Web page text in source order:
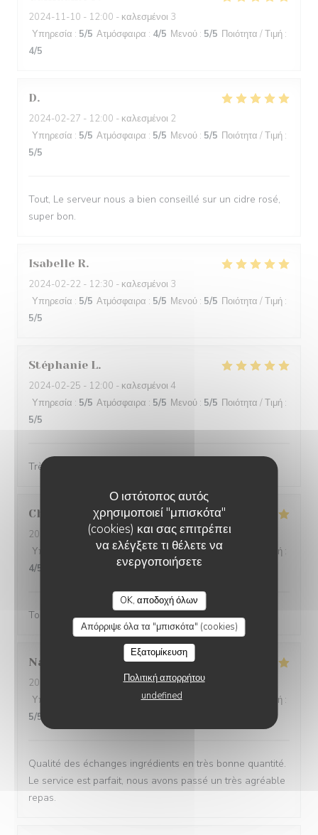
Ο ιστότοπος αυτός
χρησιμοποιεί "μπισκότα"
(cookies) και σας επιτρέπει
να ελέγξετε τι θέλετε να
ενεργοποιήσετε
OK, αποδοχή όλων
Απόρριψε όλα τα "μπισκότα" (cookies)
Εξατομίκευση
Πολιτική απορρήτου
undefined
2024-11-10 - 12:00 - καλεσμένοι 3
Υπηρεσία : 5/5 Ατμόσφαιρα : 4/5 Μενού : 5/5 Ποιότητα / Τιμή :
4/5
D
2024-02-27 - 12:00 - καλεσμένοι 2
Υπηρεσία : 5/5 Ατμόσφαιρα : 5/5 Μενού : 5/5 Ποιότητα / Τιμή :
5/5
Tout, Le serveur nous a bien conseillé sur un cidre rosé,
super bon.
Isabelle R
2024-02-22 - 12:30 - καλεσμένοι 3
Υπηρεσία : 5/5 Ατμόσφαιρα : 5/5 Μενού : 5/5 Ποιότητα / Τιμή :
5/5
Stéphanie L
2024-02-25 - 12:00 - καλεσμένοι 4
Υπηρεσία : 5/5 Ατμόσφαιρα : 5/5 Μενού : 5/5 Ποιότητα / Τιμή :
5/5
Très belle présentation et très bon produit
Christine D
2024-02-25
- 18:45 - καλεσμένοι 3
Υπηρεσία
Ατμόσφαιρα:4 /5 Μενού:5 /5 Ποιότητα / Τιμή :
4/5
Toujours aussi bonnes galettes et accueil au top!
Nathalie
2024-02-25
- 12:45 - καλεσμένοι 6
Υπηρεσία
Ατμόσφαιρα:5/5 Μενού Ποιότητα / Τιμή :
5/5
Qualité des échanges ingrédients en très bonne quantité.
Le service est parfait, nous avons passé un très agréable
repas.